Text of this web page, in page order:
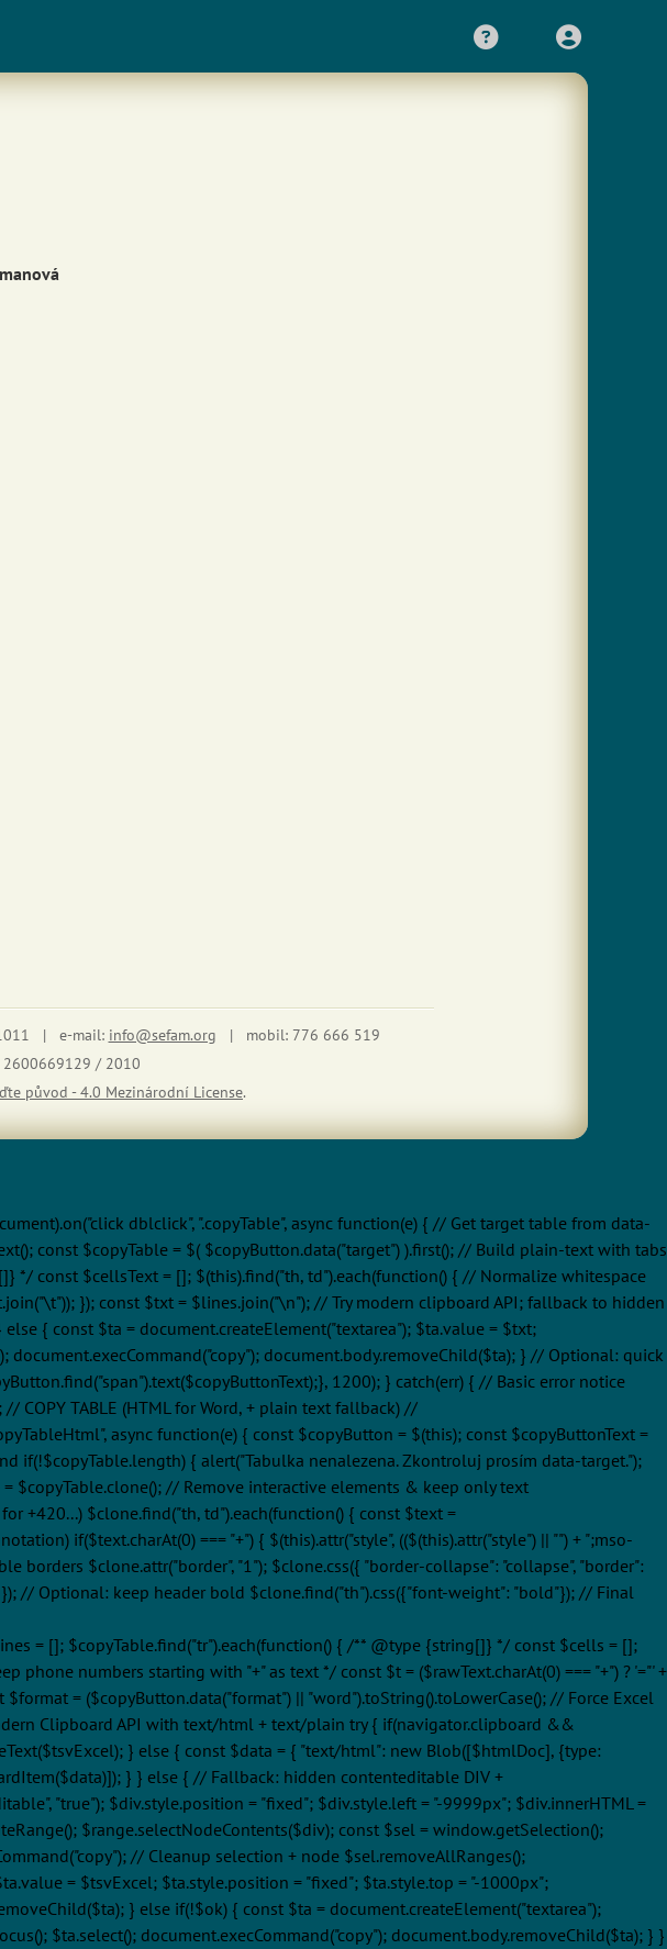
| e-mail: info@sefam.org | mobil: 776 666 519
/ 2010
původ - 4.0 Mezinárodní License.
dblclick", ".copyTable", async function(e) { // Get target table from data-
const $copyTable = $( $copyButton.data("target") ).first(); // Build plain-text with tabs
const $cellsText = []; $(this).find("th, td").each(function() { // Normalize whitespace
}); const $txt = $lines.join("\n"); // Try modern clipboard API; fallback to hidden
{ const $ta = document.createElement("textarea"); $ta.value = $txt;
document.body.removeChild($ta); } // Optional: quick
1200); } catch(err) { // Basic error notice
COPY TABLE (HTML for Word, + plain text fallback) //
async function(e) { const $copyButton = $(this); const $copyButtonText =
if(!$copyTable.length) { alert("Tabulka nenalezena. Zkontroluj prosím data-target.");
$copyTable.clone(); // Remove interactive elements & keep only text
+420...) $clone.find("th, td").each(function() { const $text =
if($text.charAt(0) === "+") { $(this).attr("style", (($(this).attr("style") || "") + ";mso-
$clone.attr("border", "1"); $clone.css({ "border-collapse": "collapse", "border":
// Optional: keep header bold $clone.find("th").css({"font-weight": "bold"}); // Final
= []; $copyTable.find("tr").each(function() { /** @type {string[]} */ const $cells = [];
phone numbers starting with "+" as text */ const $t = ($rawText.charAt(0) === "+") ? '="' +
= ($copyButton.data("format") || "word").toString().toLowerCase(); // Force Excel
Clipboard API with text/html + text/plain try { if(navigator.clipboard &&
} else { const $data = { "text/html": new Blob([$htmlDoc], {type:
} } else { // Fallback: hidden contenteditable DIV +
"true"); $div.style.position = "fixed"; $div.style.left = "-9999px"; $div.innerHTML =
$range.selectNodeContents($div); const $sel = window.getSelection();
// Cleanup selection + node $sel.removeAllRanges();
= $tsvExcel; $ta.style.position = "fixed"; $ta.style.top = "-1000px";
} else if(!$ok) { const $ta = document.createElement("textarea");
$ta.select(); document.execCommand("copy"); document.body.removeChild($ta); } }